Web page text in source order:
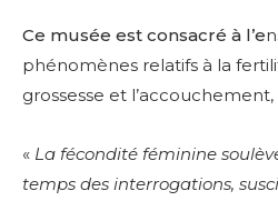
Ce musée est consacré à l’e
phénomènes relatifs à la
grossesse et
« La fécondité féminine
temps des interrogations,